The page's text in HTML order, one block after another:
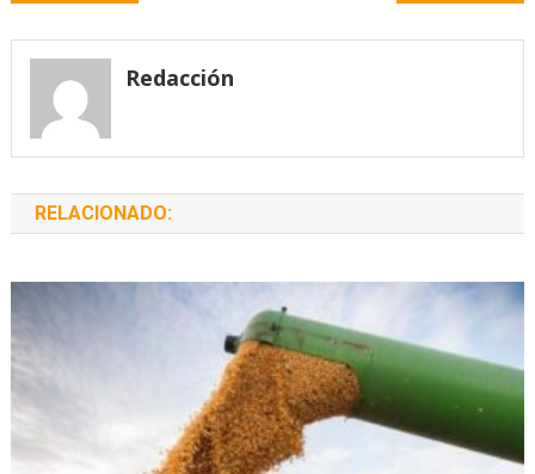
entradas
Redacción
RELACIONADO: